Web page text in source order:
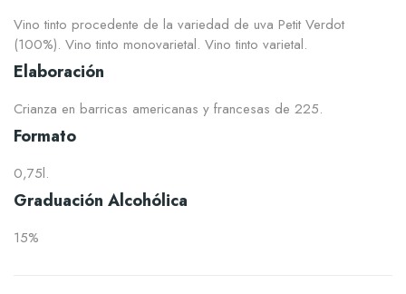
Vino tinto procedente de la variedad de uva Petit Verdot
(100%). Vino tinto monovarietal. Vino tinto varietal.
Elaboración
Crianza en barricas americanas y francesas de 225.
Formato
0,75l.
Graduación Alcohólica
15%